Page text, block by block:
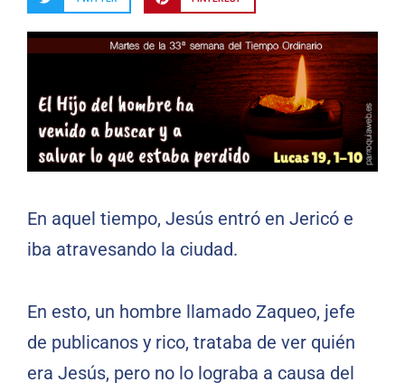
En aquel tiempo, Jesús entró en Jericó e
iba atravesando la ciudad.
En esto, un hombre llamado Zaqueo, jefe
de publicanos y rico, trataba de ver quién
era Jesús, pero no lo lograba a causa del